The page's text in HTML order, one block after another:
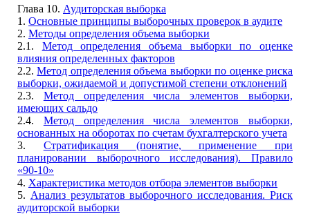
Глава 10. Аудиторская выборка
1. Основные принципы выборочных проверок в аудите
2. Методы определения объема выборки
2.1. Метод определения объема выборки по оценке
влияния определенных факторов
2.2.Метод определения объема выборки по оценке риска
выборки, ожидаемой и допустимой степени отклонений
2.3. Метод определения числа элементов выборки,
имеющих сальдо
2.4. Метод определения числа элементов выборки,
основанных на оборотах по счетам бухгалтерского учета
3. Стратификация (понятие, применение при
планировании выборочного исследования). Правило
«90-10»
4. Характеристика методов отбора элементов выборки
5. Анализ результатов выборочного исследования. Риск
аудиторской выборки